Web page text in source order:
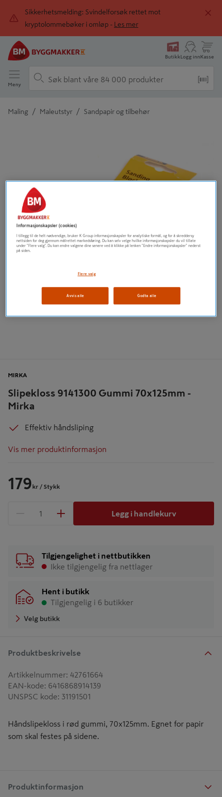
Sikkerhetsmelding: Svindelforsøk rettet mot
kryptolommebøker i omløp -
Les mer
ButikkLogg innKasse
Meny
Maling / Maleutstyr / Sandpapir og tilbehør
Slipekloss 9141300 Gummi 70x125mm -
Mirka
MIRKA
Effektiv håndsliping
Vis mer produktinformasjon
179 kr / Stykk
1 produkter
Legg i handlekurv
Tilgjengelighet i nettbutikken
Ikke tilgjengelig fra nettlager
Hent i butikk
Tilgjengelig i 6 butikker
Velg butikk
Produktbeskrivelse
Artikkelnummer: 42761664
EAN-kode: 6416868914139
UNSPSC kode: 31191501
Håndslipekloss i rød gummi, 70x125mm. Egnet for papir
som skal festes på sidene.
Produktinformasjon
Informasjonskapsler (cookies)
I tillegg til de helt nødvendige, bruker K Group informasjonskapsler for analytiske formål, og for å skreddersy
nettsiden for deg gjennom målrettet markedsføring. Du kan selv velge hvilke informasjonskapsler du vil tillate
under "Flere valg". Du kan endre valgene dine senere ved å klikke på lenken "Endre informasjonskapsler" nederst
på siden.
Flere valg
Avvis alle Godta alle